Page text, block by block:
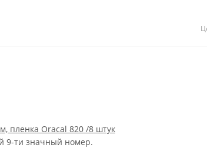
пленка Oracal 820 /8 штук
9-ти значный номер.